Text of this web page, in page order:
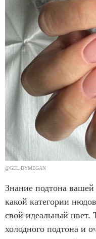
@GEL.BYMEGAN
Знание подтона
какой категории
свой идеальный цвет.
холодного подтона и